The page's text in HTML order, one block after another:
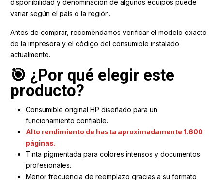
disponibilidad y denominación de algunos equipos puede
variar según el país o la región.
Antes de comprar, recomendamos verificar el modelo exacto
de la impresora y el código del consumible instalado
actualmente.
🎯 ¿Por qué elegir este
producto?
Consumible original HP diseñado para un
funcionamiento confiable.
Alto rendimiento de hasta aproximadamente 1.600
páginas.
Tinta pigmentada para colores intensos y documentos
profesionales.
Menor frecuencia de reemplazo gracias a su formato